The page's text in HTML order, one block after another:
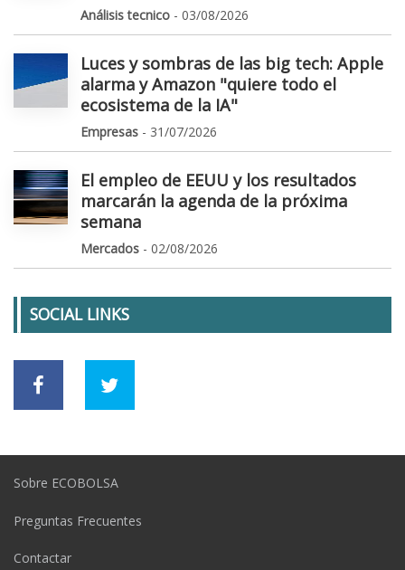
Análisis tecnico - 03/08/2026
Luces y sombras de las big tech: Apple
alarma y Amazon "quiere todo el
ecosistema de la IA"
Empresas - 31/07/2026
El empleo de EEUU y los resultados
marcarán la agenda de la próxima
semana
Mercados - 02/08/2026
SOCIAL LINKS
Sobre ECOBOLSA
Preguntas Frecuentes
Contactar